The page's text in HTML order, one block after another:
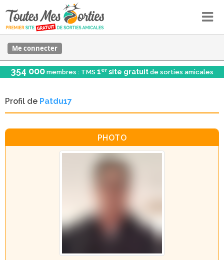
Me connecter
354 000 membres : TMS 1er site gratuit de sorties amicales
Profil de Patdu17
PHOTO